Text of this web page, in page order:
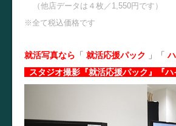
（他店データは４枚／1,550円です）
※全て税込価格です
就活写真なら 「 就活応援パック 」 「
スタジオ撮影『就活応援パック』『